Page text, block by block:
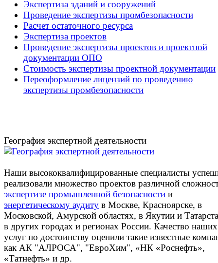
Экспертиза зданий и сооружений
Проведение экспертизы промбезопасности
Расчет остаточного ресурса
Экспертиза проектов
Проведение экспертизы проектов и проектной
документации ОПО
Стоимость экспертизы проектной документации
Переоформление лицензий по проведению
экспертизы промбезопасности
География экспертной деятельности
Наши высококвалифицированные специалисты
реализовали множество проектов различной
экспертизе промышленной безопасности и
энергетическому аудиту в Москве, Красноярске, в
Московской, Амурской областях, в Якутии и
в других городах и регионах России. Качество наших
услуг по достоинству оценили такие известные
как АК "АЛРОСА", "ЕвроХим", «НК «Роснефть»,
«Татнефть» и др.